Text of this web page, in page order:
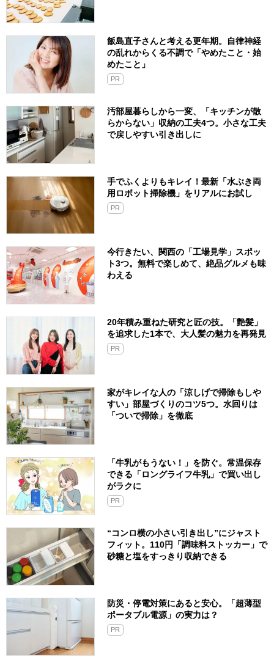
飯島直子さんと考える更年期。自律神経
の乱れからくる不調で「やめたこと・始
めたこと」
PR
汚部屋暮らしから一変、「キッチンが散
らからない」収納の工夫4つ。小さな工夫
で戻しやすい引き出しに
手でふくよりもキレイ！最新「水ぶき両
用ロボット掃除機」をリアルにお試し
PR
今行きたい、関西の「工場見学」スポッ
ト3つ。無料で楽しめて、絶品グルメも味
わえる
20年積み重ねた研究と匠の技。「艶髪」
を追求した1本で、大人髪の魅力を再発見
PR
家がキレイな人の「涼しげで掃除もしや
すい」部屋づくりのコツ5つ。水回りは
「ついで掃除」を徹底
「牛乳がもうない！」を防ぐ。常温保存
できる「ロングライフ牛乳」で買い出し
がラクに
PR
“コンロ横の小さい引き出し”にジャスト
フィット。110円「調味料ストッカー」で
砂糖と塩をすっきり収納できる
防災・停電対策にあると安心。「超薄型
ポータブル電源」の実力は？​
PR